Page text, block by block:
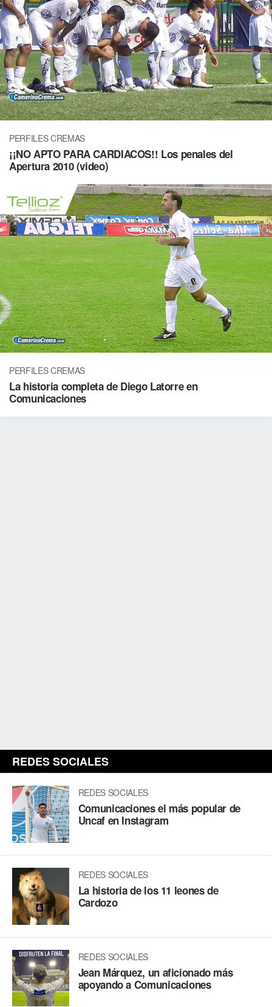
PERFILES CREMAS
¡¡NO APTO PARA CARDIACOS!! Los penales del
Apertura 2010 (video)
PERFILES CREMAS
La historia completa de Diego Latorre en
Comunicaciones
REDES SOCIALES
REDES SOCIALES
Comunicaciones el más popular de
Uncaf en Instagram
REDES SOCIALES
La historia de los 11 leones de
Cardozo
REDES SOCIALES
Jean Márquez, un aficionado más
apoyando a Comunicaciones